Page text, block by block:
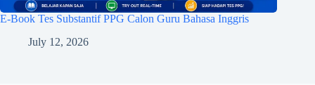
E-Book Tes Substantif PPG Calon Guru Bahasa Inggris
July 12, 2026